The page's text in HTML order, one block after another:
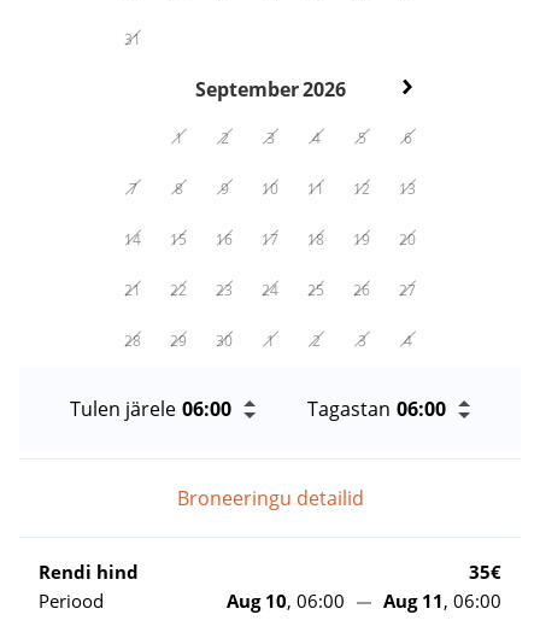
31
September2026
1 2 3 4 5 6
7 8 9 10 11 12 13
14 15 16 17 18 19 20
21 22 23 24 25 26 27
28 29 30 1 2 3 4
Tulen järele Tagastan
Broneeringu detailid
Rendi hind
35€
Periood
Aug 10, 06:00 Aug 11, 06:00